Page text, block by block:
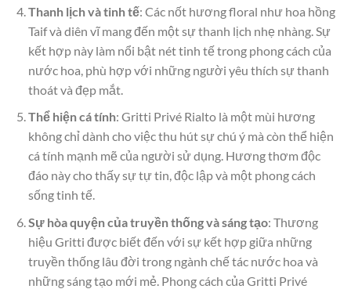
Thanh lịch và tinh tế: Các nốt hương floral như hoa hồng
Taif và diên vĩ mang đến một sự thanh lịch nhẹ nhàng. Sự
kết hợp này làm nổi bật nét tinh tế trong phong cách của
nước hoa, phù hợp với những người yêu thích sự thanh
thoát và đẹp mắt.
Thể hiện cá tính: Gritti Privé Rialto là một mùi hương
không chỉ dành cho việc thu hút sự chú ý mà còn thể hiện
cá tính mạnh mẽ của người sử dụng. Hương thơm độc
đáo này cho thấy sự tự tin, độc lập và một phong cách
sống tinh tế.
Sự hòa quyện của truyền thống và sáng tạo: Thương
hiệu Gritti được biết đến với sự kết hợp giữa những
truyền thống lâu đời trong ngành chế tác nước hoa và
những sáng tạo mới mẻ. Phong cách của Gritti Privé